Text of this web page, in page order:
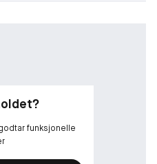
funksjonelle